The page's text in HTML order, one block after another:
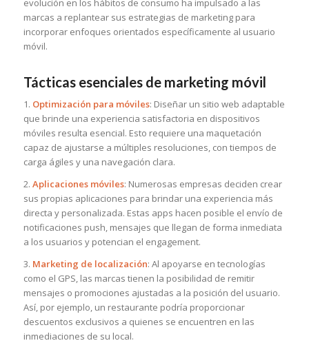
evolución en los hábitos de consumo ha impulsado a las
marcas a replantear sus estrategias de marketing para
incorporar enfoques orientados específicamente al usuario
móvil.
Tácticas esenciales de marketing móvil
1. Optimización para móviles: Diseñar un sitio web adaptable
que brinde una experiencia satisfactoria en dispositivos
móviles resulta esencial. Esto requiere una maquetación
capaz de ajustarse a múltiples resoluciones, con tiempos de
carga ágiles y una navegación clara.
2. Aplicaciones móviles: Numerosas empresas deciden crear
sus propias aplicaciones para brindar una experiencia más
directa y personalizada. Estas apps hacen posible el envío de
notificaciones push, mensajes que llegan de forma inmediata
a los usuarios y potencian el engagement.
3. Marketing de localización: Al apoyarse en tecnologías
como el GPS, las marcas tienen la posibilidad de remitir
mensajes o promociones ajustadas a la posición del usuario.
Así, por ejemplo, un restaurante podría proporcionar
descuentos exclusivos a quienes se encuentren en las
inmediaciones de su local.